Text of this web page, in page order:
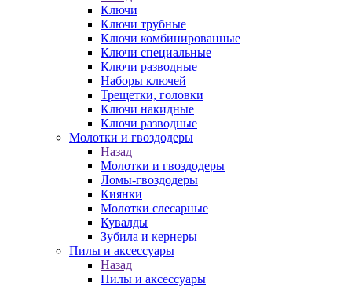
Ключи
Ключи трубные
Ключи комбинированные
Ключи специальные
Ключи разводные
Наборы ключей
Трещетки, головки
Ключи накидные
Ключи разводные
Молотки и гвоздодеры
Назад
Молотки и гвоздодеры
Ломы-гвоздодеры
Киянки
Молотки слесарные
Кувалды
Зубила и кернеры
Пилы и аксессуары
Назад
Пилы и аксессуары